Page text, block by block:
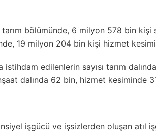
bölümünde, 6 milyon 578 bin kişi
19 milyon 204 bin kişi hizmet
istihdam edilenlerin sayısı tarım
dalında 62 bin, hizmet kesiminde
işgücü ve işsizlerden oluşan atıl